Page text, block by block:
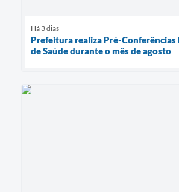
Há 3 dias
Prefeitura realiza Pré-
de Saúde durante o mês de agosto